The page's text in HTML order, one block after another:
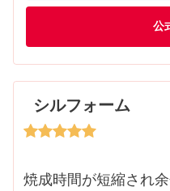
公
シルフォーム
焼成時間が短縮され